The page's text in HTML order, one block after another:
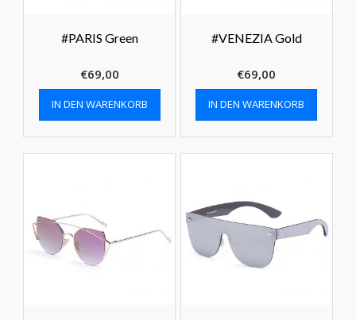
#PARIS Green
€69,00
IN DEN WARENKORB
#VENEZIA Gold
€69,00
IN DEN WARENKORB